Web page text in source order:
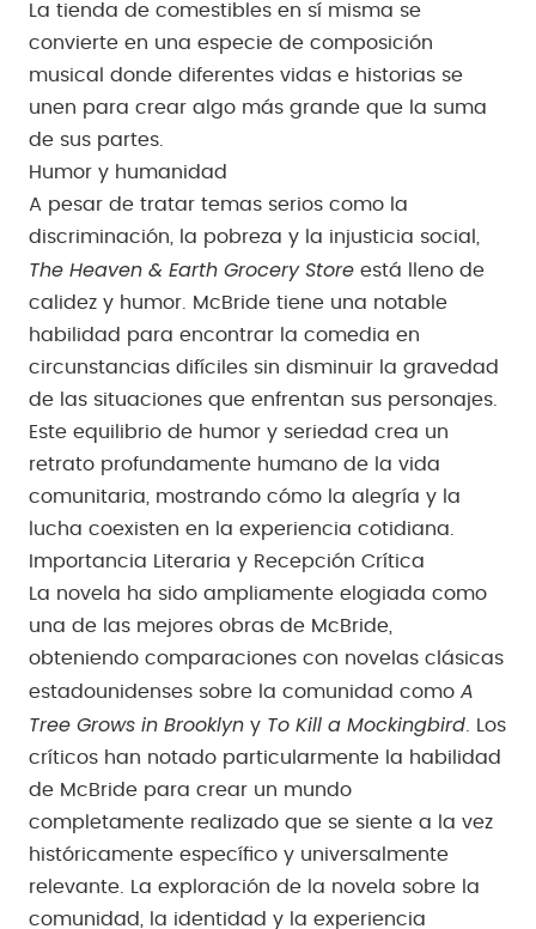
La tienda de comestibles en sí misma se
convierte en una especie de composición
musical donde diferentes vidas e historias se
unen para crear algo más grande que la suma
de sus partes.
Humor y humanidad
A pesar de tratar temas serios como la
discriminación, la pobreza y la injusticia social,
The Heaven & Earth Grocery Store está lleno de
calidez y humor. McBride tiene una notable
habilidad para encontrar la comedia en
circunstancias difíciles sin disminuir la gravedad
de las situaciones que enfrentan sus personajes.
Este equilibrio de humor y seriedad crea un
retrato profundamente humano de la vida
comunitaria, mostrando cómo la alegría y la
lucha coexisten en la experiencia cotidiana.
Importancia Literaria y Recepción Crítica
La novela ha sido ampliamente elogiada como
una de las mejores obras de McBride,
obteniendo comparaciones con novelas clásicas
estadounidenses sobre la comunidad como A
Tree Grows in Brooklyn y To Kill a Mockingbird . Los
críticos han notado particularmente la habilidad
de McBride para crear un mundo
completamente realizado que se siente a la vez
históricamente específico y universalmente
relevante. La exploración de la novela sobre la
comunidad, la identidad y la experiencia